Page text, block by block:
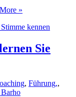
»
Sie
, Führung,,